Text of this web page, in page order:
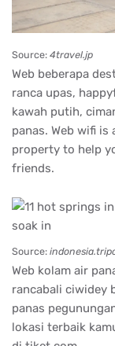
Source: 4travel.jp
Web beberapa
ranca upas,
kawah putih,
panas. Web wifi
property to help
friends.
Source:
Web kolam air
rancabali ciwidey
panas
lokasi terbaik